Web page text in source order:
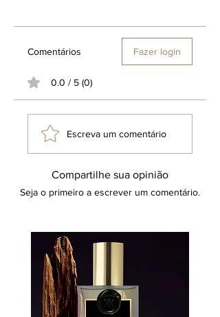
Comentários Fazer login
0.0 / 5 (0)
Escreva um comentário
Compartilhe sua opinião
Seja o primeiro a escrever um comentário.